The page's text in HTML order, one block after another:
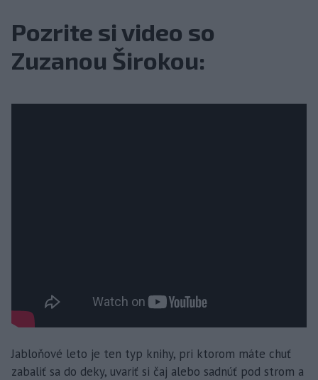
Pozrite si video so
Zuzanou Širokou:
Jabloňové leto je ten typ knihy, pri ktorom máte chuť
zabaliť sa do deky, uvariť si čaj alebo sadnúť pod strom a